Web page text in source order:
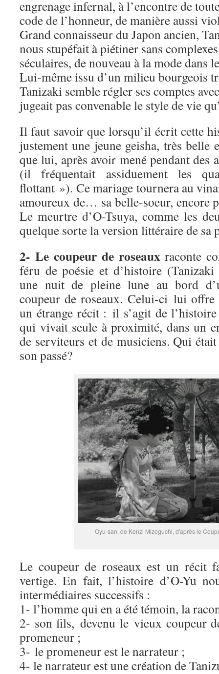
engrenage infernal, à l’encontre de
code de l’honneur, de manière aussi
Grand connaisseur du Japon ancien,
nous stupéfait à piétiner sans
séculaires, de nouveau à la mode dans
Lui-même issu d’un milieu bourgeois
Tanizaki semble régler ses comptes
jugeait pas convenable le style de vie
Il faut savoir que lorsqu’il écrit cette
justement une jeune geisha, très belle
que lui, après avoir mené pendant des
(il fréquentait assiduement les
flottant »). Ce mariage tournera au
amoureux de… sa belle-soeur, encore
Le meurtre d’O-Tsuya, comme les
quelque sorte la version littéraire de sa
2- Le coupeur de roseaux raconte
féru de poésie et d’histoire
une nuit de pleine lune au bord
coupeur de roseaux. Celui-ci lui offre
un étrange récit : il s’agit de
qui vivait seule à proximité, dans un
de serviteurs et de musiciens. Qui
son passé?
Oyu-san, de Kenzi Mizoguchi, d'après le
Le coupeur de roseaux est un récit
vertige. En fait, l’histoire d’O-Yu
intermédiaires successifs :
1- l’homme qui en a été témoin, la
2- son fils, devenu le vieux coupeur
promeneur ;
3- le promeneur est le narrateur ;
4- le narrateur est une création de